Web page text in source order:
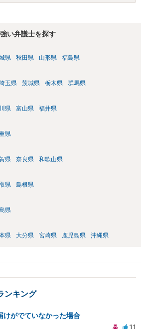
い弁護士を探す
県 秋田県 山形県 福島県
玉県 茨城県 栃木県 群馬県
県 富山県 福井県
県
県 奈良県 和歌山県
県 島根県
県
県 大分県 宮崎県 鹿児島県 沖縄県
ンキング
けがでていなかった場合
11